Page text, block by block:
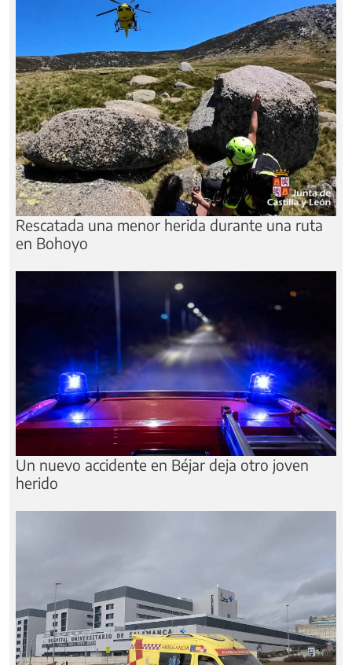
Rescatada una menor herida durante una ruta
en Bohoyo
Un nuevo accidente en Béjar deja otro joven
herido